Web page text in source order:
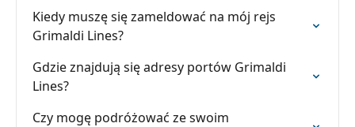
Kiedy muszę się zameldować na mój rejs
Grimaldi Lines?
Gdzie znajdują się adresy portów Grimaldi
Lines?
Czy mogę podróżować ze swoim